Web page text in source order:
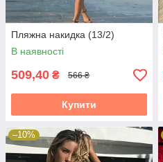
Пляжна накидка (13/2)
В наявності
509,40 ₴ 566 ₴
Купити
–10%